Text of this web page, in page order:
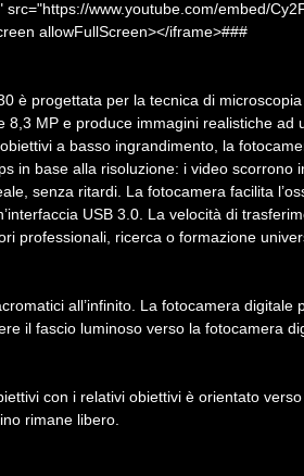
www.youtube.com/embed/
allowFullScreen></iframe>###
è progettata per la tecnica di
MP e produce immagini realistiche
a basso ingrandimento, la
in base alla risoluzione: i video
senza ritardi. La fotocamera facilita
USB 3.0. La velocità di
professionali, ricerca o formazione
all’infinito. La fotocamera
il fascio luminoso verso la fotocamera
con i relativi obiettivi è orientato
rimane libero.